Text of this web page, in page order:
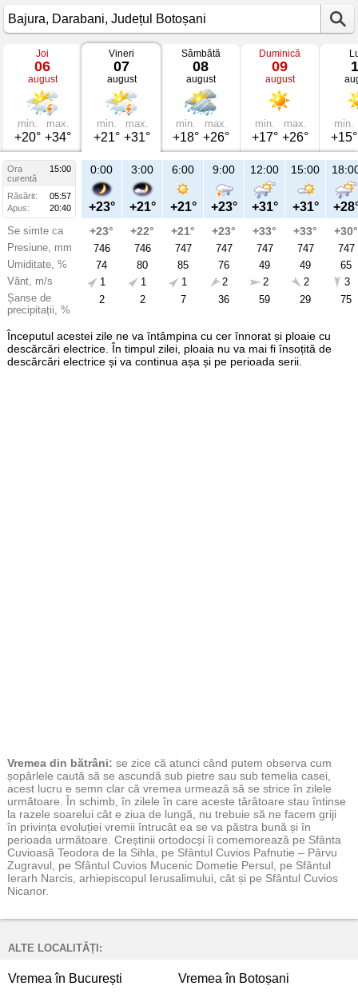
Vremea
Bajura
mâine
Darabani,
Județul
Botoșani
Joi
06
august
min.
+20°
max.
+34°
Vineri
07
august
min.
+21°
max.
+31°
Sâmbătă
08
august
min.
+18°
max.
+26°
Duminică
09
august
min.
+17°
max.
+26°
min.
+15°
Ora
15:00
curentă
Răsărit:
05:57
Apus:
20:40
Se simte ca
Presiune, mm
Umiditate, %
Vânt, m/s
Șanse de
precipitații, %
21:00
+29°
+30°
746
49
1
9
Vi
aug
0:00
+23°
+23°
746
74
1
2
3:00
+21°
+22°
746
80
1
2
6:00
+21°
+21°
747
85
1
7
9:00
+23°
+23°
747
76
2
36
12:00
+31°
+33°
747
49
2
59
15:00
+31°
+33°
747
49
2
29
+30°
747
65
3
75
Începutul acestei zile ne va întâmpina cu cer înnorat și ploaie cu
descărcări electrice. În timpul zilei, ploaia nu va mai fi însoțită de
descărcări electrice și va continua așa și pe perioada serii.
Vremea din bătrâni: se zice că atunci când putem observa cum
șopârlele caută să se ascundă sub pietre sau sub temelia casei,
acest lucru e semn clar că vremea urmează să se strice în zilele
următoare. În schimb, în zilele în care aceste târâtoare stau întinse
la razele soarelui cât e ziua de lungă, nu trebuie să ne facem griji
în privința evoluției vremii întrucât ea se va păstra bună și în
perioada următoare. Creștinii ortodocși îi comemorează pe Sfânta
Cuvioasă Teodora de la Sihla, pe Sfântul Cuvios Pafnutie – Pârvu
Zugravul, pe Sfântul Cuvios Mucenic Dometie Persul, pe Sfântul
Ierarh Narcis, arhiepiscopul Ierusalimului, cât și pe Sfântul Cuvios
Nicanor.
ALTE LOCALITĂȚI:
Vremea în București Vremea în Botoșani